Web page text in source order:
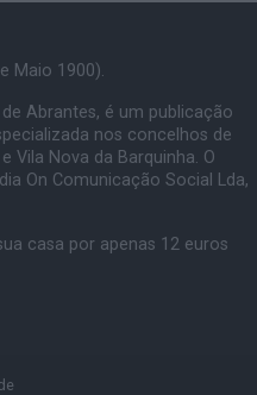
Maio 1900).
Abrantes, é um publicação
nos concelhos de
Vila Nova da Barquinha. O
On Comunicação Social Lda,
casa por apenas 12 euros